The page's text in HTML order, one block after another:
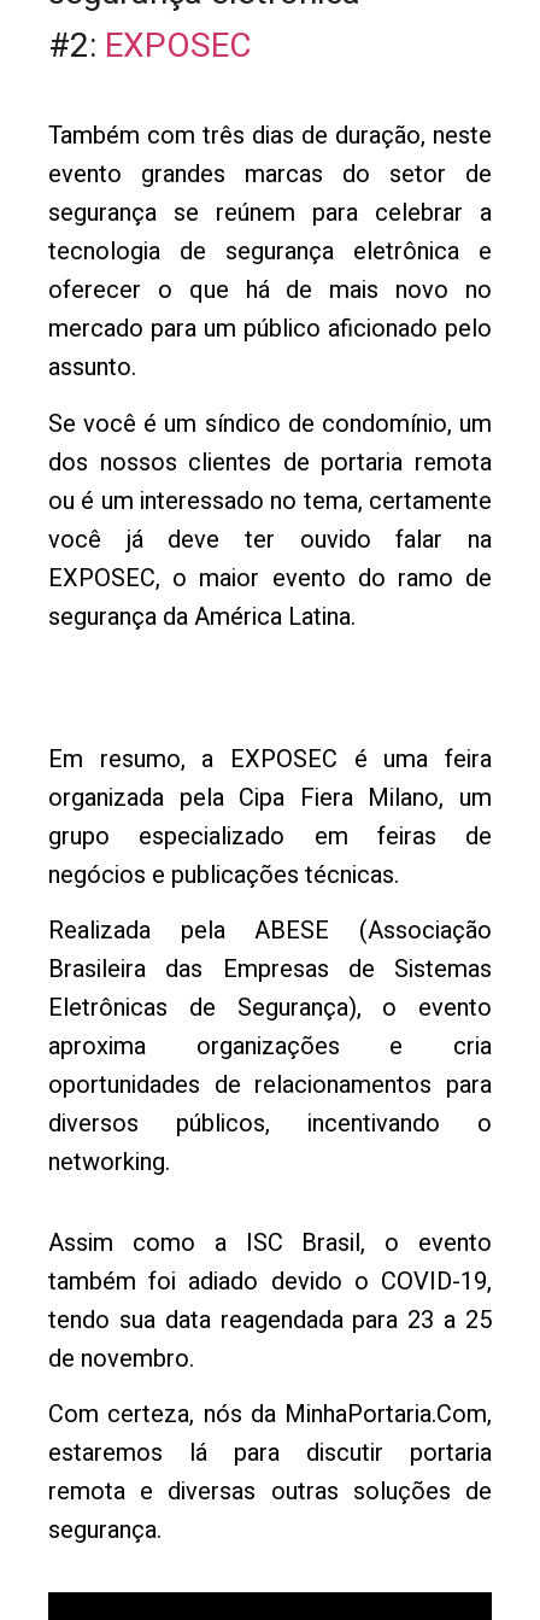
#2: EXPOSEC
Também com três dias de duração, neste
evento grandes marcas do setor de
segurança se reúnem para celebrar a
tecnologia de segurança eletrônica e
oferecer o que há de mais novo no
mercado para um público aficionado pelo
assunto.
Se você é um síndico de condomínio, um
dos nossos clientes de portaria remota
ou é um interessado no tema, certamente
você já deve ter ouvido falar na
EXPOSEC, o maior evento do ramo de
segurança da América Latina.
Em resumo, a EXPOSEC é uma feira
organizada pela Cipa Fiera Milano, um
grupo especializado em feiras de
negócios e publicações técnicas.
Realizada pela ABESE (Associação
Brasileira das Empresas de Sistemas
Eletrônicas de Segurança), o evento
aproxima organizações e cria
oportunidades de relacionamentos para
diversos públicos, incentivando o
networking.
Assim como a ISC Brasil, o evento
também foi adiado devido o COVID-19,
tendo sua data reagendada para 23 a 25
de novembro.
Com certeza, nós da MinhaPortaria.Com,
estaremos lá para discutir portaria
remota e diversas outras soluções de
segurança.